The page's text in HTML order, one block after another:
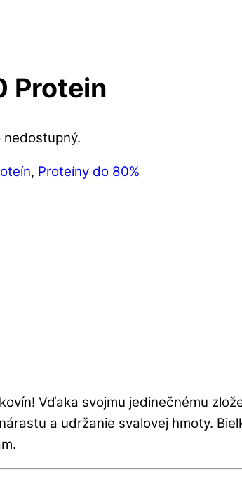
Protein
nedostupný.
, Proteíny do 80%
Vďaka svojmu jedinečnému
a udržanie svalovej hmoty.